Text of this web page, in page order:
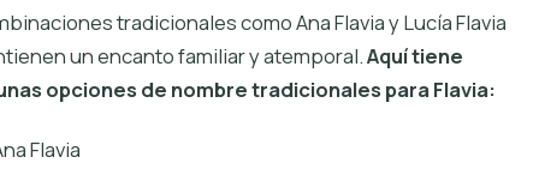
tradicionales como Ana Flavia y Lucía Flavia
un encanto familiar y atemporal.Aquí tiene
opciones de nombre tradicionales para Flavia:
Flavia